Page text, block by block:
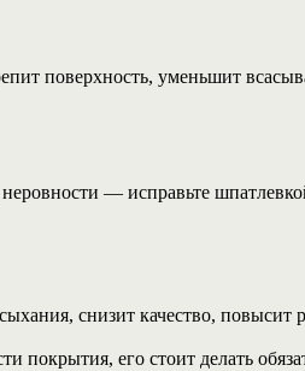
поверхность, уменьшит
— исправьте
снизит качество, повысит
его стоит делать